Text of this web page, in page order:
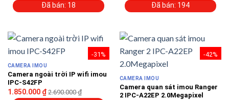
Đã bán: 18 Đã bán: 194
-31%
CAMERA IMOU
Camera ngoài trời IP wifi imou
IPC-S42FP
1.850.000 ₫ 2.690.000₫
-42%
CAMERA IMOU
Camera quan sát imou Ranger
2 IPC-A22EP 2.0Megapixel